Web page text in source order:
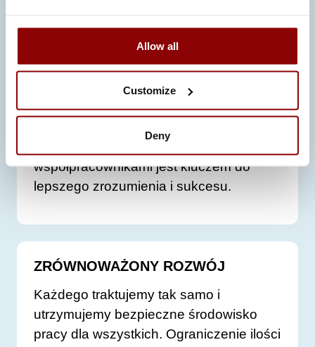
Allow all
Customize
Deny
ZAUFANIE I OTWARTOŚĆ
współpracownikami jest kluczem do
lepszego zrozumienia i sukcesu.
ZRÓWNOWAŻONY ROZWÓJ
Każdego traktujemy tak samo i
utrzymujemy bezpieczne środowisko
pracy dla wszystkich. Ograniczenie ilości